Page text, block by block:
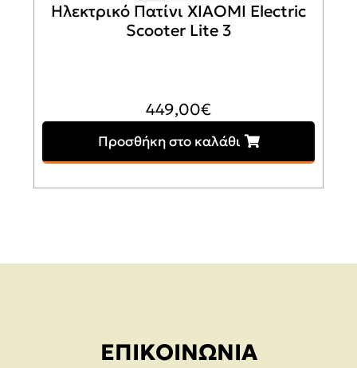
Ηλεκτρικό Πατίνι XIAOMI Electric
Scooter Lite 3
449,00€
Προσθήκη στο καλάθι
ΕΠΙΚΟΙΝΩΝΊΑ